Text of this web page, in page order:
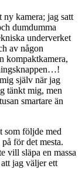
ny kamera; jag satt
dumdumma
underverket
av någon
kompaktkamera,
själv när jag
tänkt mig, men
smartare än
som följde med
för det mesta.
vill släpa en massa
jag väljer ett